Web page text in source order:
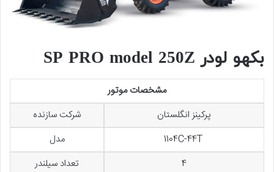
بکهو لودر SP PRO model 250Z
مشخصات موتور
پرکینز انگلستان
شرکت سازنده
1104C-44T
مدل
4
تعداد سیلندر